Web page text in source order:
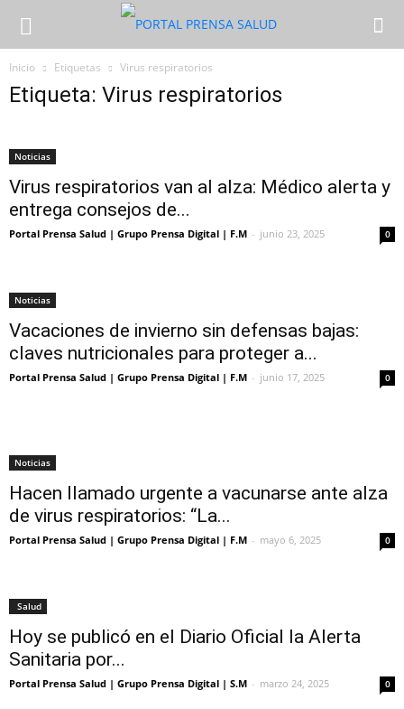
Inicio Etiquetas Virus respiratorios
Etiqueta: Virus respiratorios
Noticias
Virus respiratorios van al alza: Médico alerta y
entrega consejos de...
Portal Prensa Salud | Grupo Prensa Digital | F.M - junio 23, 2025 0
Noticias
Vacaciones de invierno sin defensas bajas:
claves nutricionales para proteger a...
Portal Prensa Salud | Grupo Prensa Digital | F.M - junio 17, 2025 0
Noticias
Hacen llamado urgente a vacunarse ante alza
de virus respiratorios: “La...
Portal Prensa Salud | Grupo Prensa Digital | F.M - mayo 6, 2025 0
Salud
Hoy se publicó en el Diario Oficial la Alerta
Sanitaria por...
Portal Prensa Salud | Grupo Prensa Digital | S.M - marzo 24, 2025 0